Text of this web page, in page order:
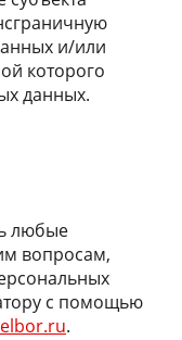
и/или
которого
данных.
любые
вопросам,
с помощью
.